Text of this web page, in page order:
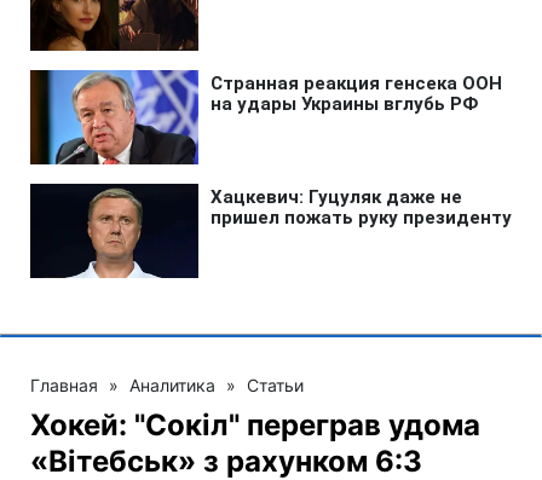
Главная » Аналитика » Статьи
Хокей: "Сокіл" переграв удома
«Вітебськ» з рахунком 6:3